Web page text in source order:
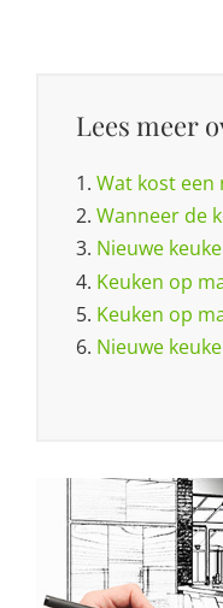
Lees meer
1. Wat kost een
2. Wanneer de
3. Nieuwe
4. Keuken op
5. Keuken op
6. Nieuwe